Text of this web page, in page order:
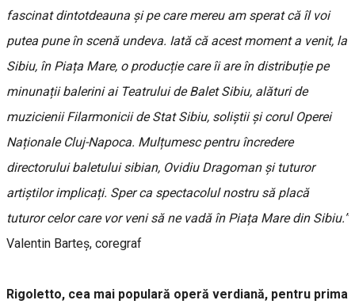
fascinat dintotdeauna și pe care mereu am sperat că îl voi
putea pune în scenă undeva. Iată că acest moment a venit, la
Sibiu, în Piața Mare, o producție care îi are în distribuție pe
minunații balerini ai Teatrului de Balet Sibiu, alături de
muzicienii Filarmonicii de Stat Sibiu, soliștii și corul Operei
Naționale Cluj-Napoca. Mulțumesc pentru încredere
directorului baletului sibian, Ovidiu Dragoman și tuturor
artiștilor implicați. Sper ca spectacolul nostru să placă
tuturor celor care vor veni să ne vadă în Piața Mare din Sibiu.”
Valentin Barteș, coregraf
Rigoletto, cea mai populară operă verdiană, pentru prima